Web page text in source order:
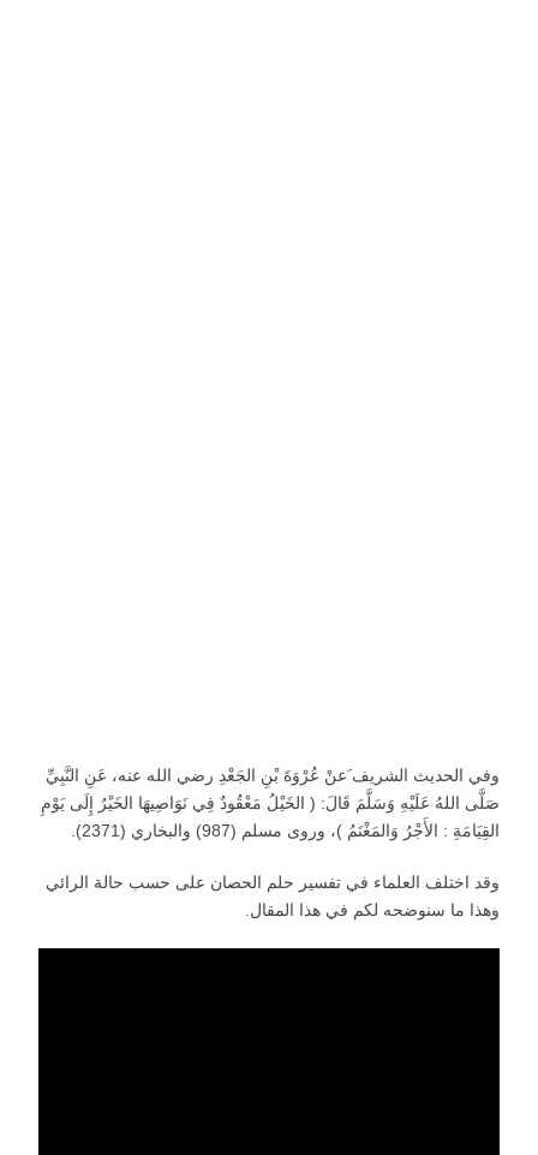
وفي الحديث الشريف َعنْ عُرْوَةَ بْنِ الجَعْدِ رضي الله عنه، عَنِ النَّبِيِّ
صَلَّى اللهُ عَلَيْهِ وَسَلَّمَ قَالَ: ( الخَيْلُ مَعْقُودٌ فِي نَوَاصِيهَا الخَيْرُ إِلَى يَوْمِ
القِيَامَةِ : الأَجْرُ وَالمَغْنَمُ )، وروى مسلم (987) والبخاري (2371).
وقد اختلف العلماء في تفسير حلم الحصان على حسب حالة الرائي
وهذا ما سنوضحه لكم في هذا المقال.